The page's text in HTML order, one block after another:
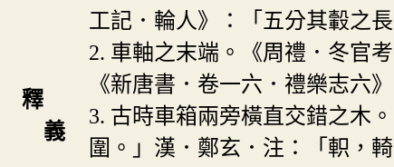
釋
義
工記．輪人》：「五分其轂之
2. 車軸之末端。《周禮．冬官
《新唐書．卷一六．禮樂志六
3. 古時車箱兩旁橫直交錯之木
圍。」漢．鄭玄．注：「軹，